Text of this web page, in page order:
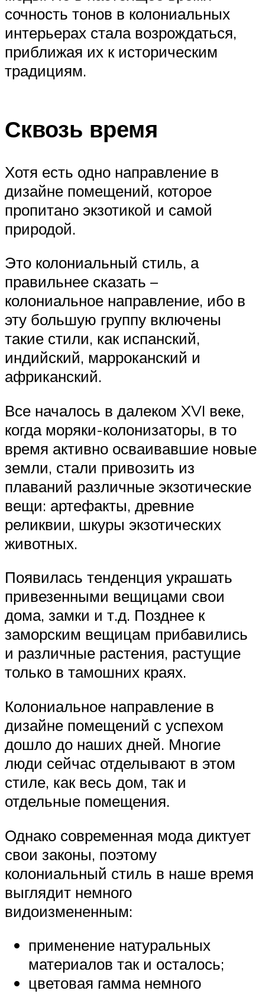
сочность тонов в колониальных
интерьерах стала возрождаться,
приближая их к историческим
традициям.
Сквозь время
Хотя есть одно направление в
дизайне помещений, которое
пропитано экзотикой и самой
природой.
Это колониальный стиль, а
правильнее сказать –
колониальное направление, ибо в
эту большую группу включены
такие стили, как испанский,
индийский, марроканский и
африканский.
Все началось в далеком XVI веке,
когда моряки-колонизаторы, в то
время активно осваивавшие новые
земли, стали привозить из
плаваний различные экзотические
вещи: артефакты, древние
реликвии, шкуры экзотических
животных.
Появилась тенденция украшать
привезенными вещицами свои
дома, замки и т.д. Позднее к
заморским вещицам прибавились
и различные растения, растущие
только в тамошних краях.
Колониальное направление в
дизайне помещений с успехом
дошло до наших дней. Многие
люди сейчас отделывают в этом
стиле, как весь дом, так и
отдельные помещения.
Однако современная мода диктует
свои законы, поэтому
колониальный стиль в наше время
выглядит немного
видоизмененным:
применение натуральных
материалов так и осталось;
цветовая гамма немного